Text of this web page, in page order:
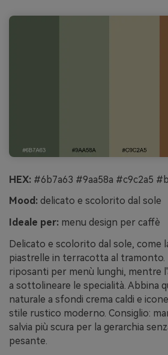
HEX: #6b7a63 #9aa58a #c9c2a5
Mood: delicato e scolorito dal sole
Ideale per: menu design per caffè
Delicato e scolorito dal sole, come
piastrelle in terracotta al tramonto.
riposanti per menù lunghi, mentre
a sottolineare le specialità. Abbina
naturale a sfondi crema caldi e
stile rustico moderno. Consiglio:
salvia più scura per la gerarchia
pesante.